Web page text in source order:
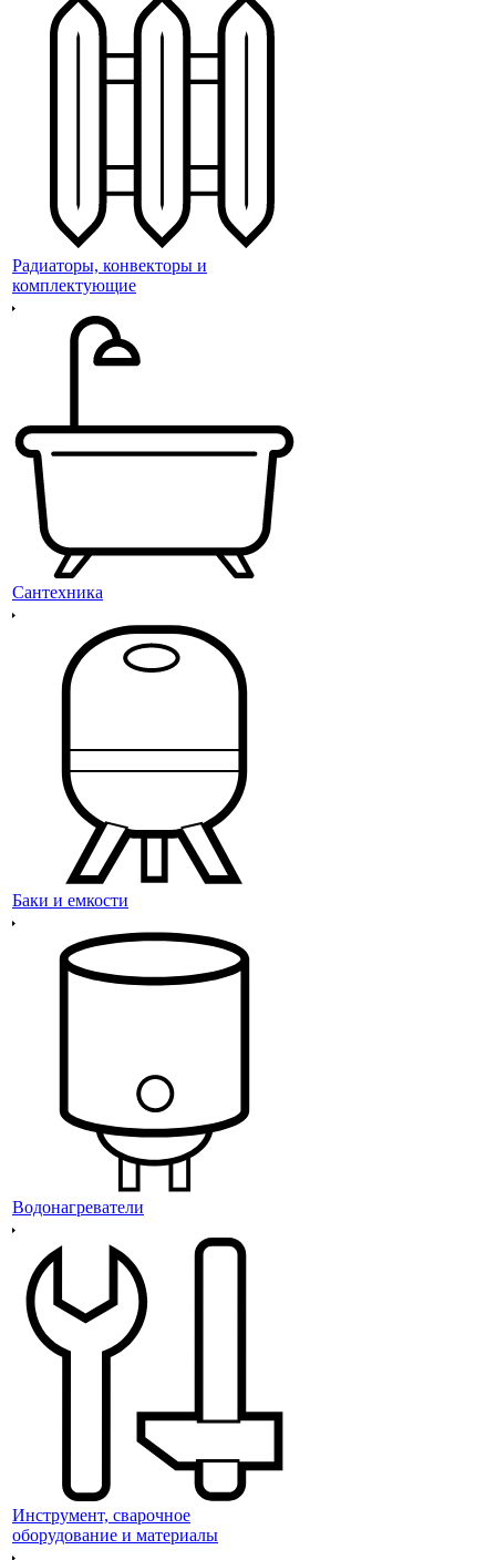
Радиаторы, конвекторы и
комплектующие
Сантехника
Баки и емкости
Водонагреватели
Инструмент, сварочное
оборудование и материалы